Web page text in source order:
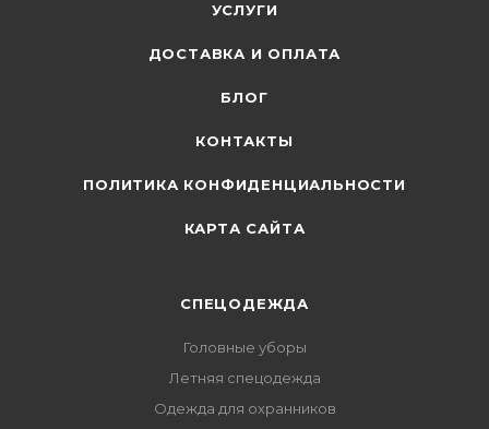
УСЛУГИ
ДОСТАВКА И ОПЛАТА
БЛОГ
КОНТАКТЫ
ПОЛИТИКА КОНФИДЕНЦИАЛЬНОСТИ
КАРТА САЙТА
СПЕЦОДЕЖДА
Головные уборы
Летняя спецодежда
Одежда для охранников